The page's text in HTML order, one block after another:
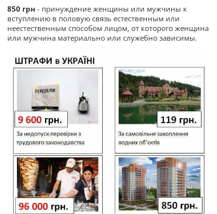
850 грн - принуждение женщины или мужчины к
вступлению в половую связь естественным или
неестественным способом лицом, от которого женщина
или мужчина материально или служебно зависимы.